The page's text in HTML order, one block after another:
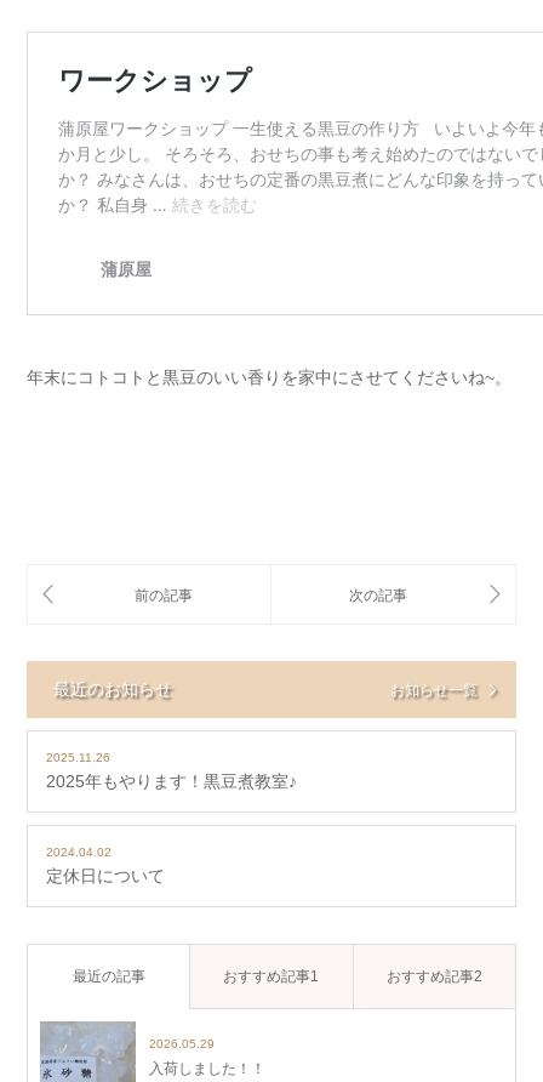
年末にコトコトと黒豆のいい香りを家中にさせてくださいね~。
最近のお知らせ お知らせ一覧
2025.11.26
2025年もやります！黒豆煮教室♪
2024.04.02
定休日について
最近の記事 おすすめ記事1 おすすめ記事2
2026.05.29
入荷しました！！